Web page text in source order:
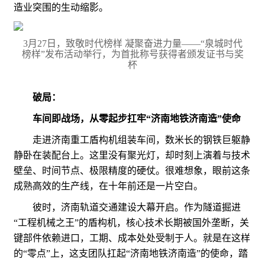
造业突围的生动缩影。
3月27日，致敬时代榜样 凝聚奋进力量——“泉城时代
榜样”发布活动举行，为首批称号获得者颁发证书与奖
杯
破局：
车间即战场，从零起步扛牢“济南地铁济南造”使命
走进济南重工盾构机组装车间，数米长的钢铁巨躯静
静卧在装配台上。这里没有聚光灯，却时刻上演着与技术
壁垒、时间节点、极限精度的硬仗。很难想象，眼前这条
成熟高效的生产线，在十年前还是一片空白。
彼时，济南轨道交通建设大幕开启。作为隧道掘进
“工程机械之王”的盾构机，核心技术长期被国外垄断，关
键部件依赖进口，工期、成本处处受制于人。就是在这样
的“零点”上，这支团队扛起“济南地铁济南造”的使命，踏